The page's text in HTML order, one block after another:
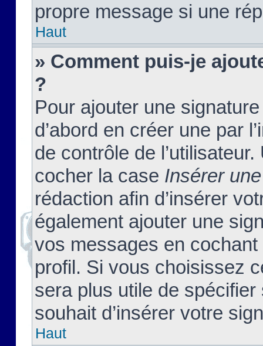
propre message si une
Haut
» Comment puis-je
?
Pour ajouter une
d’abord en créer une par
de contrôle de
cocher la case Insérer
rédaction afin d’insérer
également ajouter une
vos messages en
profil. Si vous choisissez
sera plus utile de
souhait d’insérer votre
Haut